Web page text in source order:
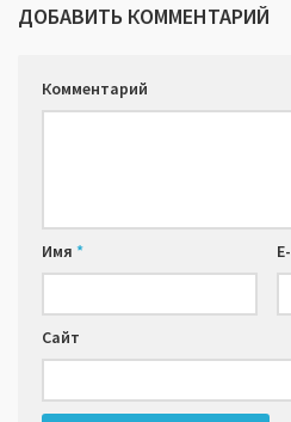
ДОБАВИТЬ КОММЕНТАРИЙ
Комментарий
Имя *
Сайт